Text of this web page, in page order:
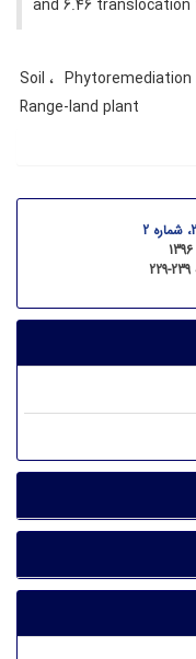
and 6.46
Soil
Phytoremediation
Range-land plant
229-239